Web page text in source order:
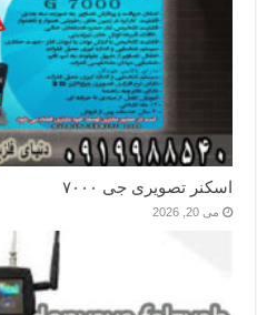
اسکنر تصویری جی ۷۰۰۰
می 20, 2026